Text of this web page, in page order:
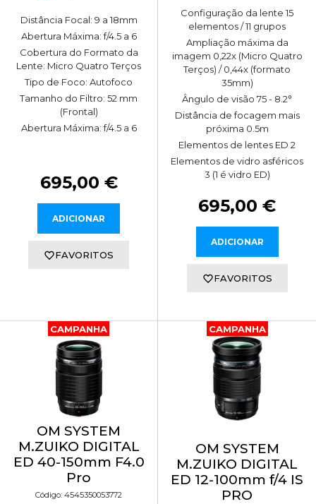
Distância Focal: 9 a 18mm
Abertura Máxima: f/4.5 a 6
Cobertura do Formato da
Lente: Micro Quatro Terços
Tipo de Foco: Autofoco
Tamanho do Filtro: 52 mm
(Frontal)
Abertura Máxima: f/4.5 a 6
695,00 €
ADICIONAR
FAVORITOS
Configuração da lente 15
elementos / 11 grupos
Ampliação máxima da
imagem 0,22x (Micro Quatro
Terços) / 0,44x (formato
35mm)
Ângulo de visão 75 - 8.2°
Distância de focagem mais
próxima 0.5m
Elementos de lentes ED 2
Elementos de vidro asféricos
3 (1 é vidro ED)
695,00 €
ADICIONAR
FAVORITOS
CAMPANHA
OM SYSTEM
M.ZUIKO DIGITAL
ED 40-150mm F4.0
Pro
Código: 4545350053772
CAMPANHA
OM SYSTEM
M.ZUIKO DIGITAL
ED 12-100mm f/4 IS
PRO